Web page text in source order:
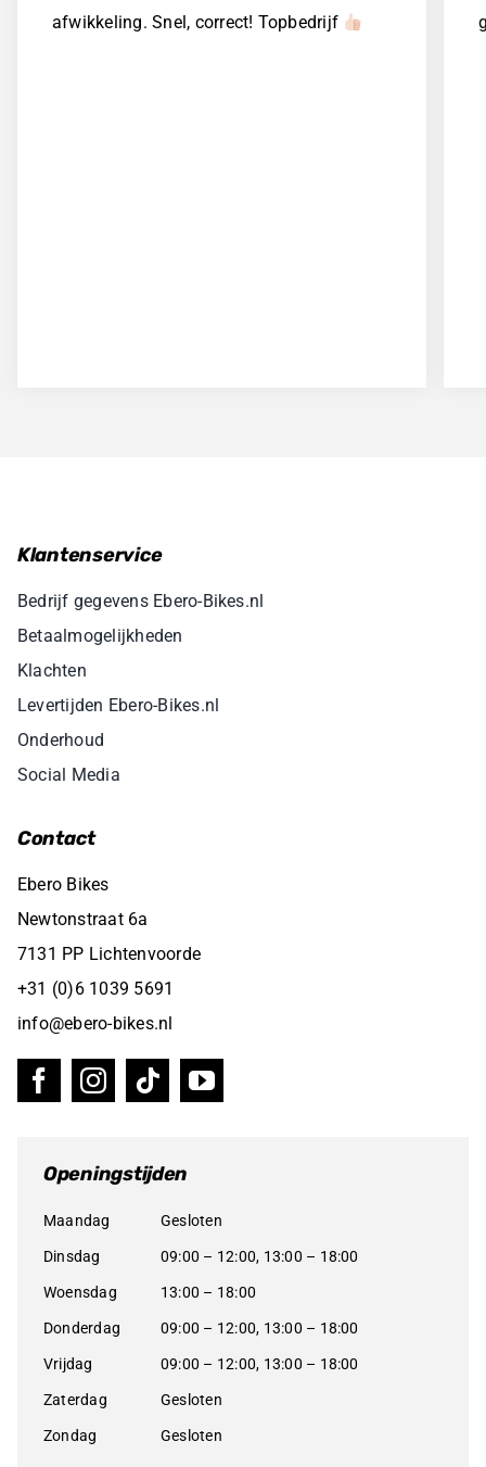
afwikkeling. Snel, correct! Topbedrijf
Klantenservice
Bedrijf gegevens Ebero-Bikes.nl
Betaalmogelijkheden
Klachten
Levertijden Ebero-Bikes.nl
Onderhoud
Social Media
Contact
Ebero Bikes
Newtonstraat 6a
7131 PP Lichtenvoorde
+31 (0)6 1039 5691
info@ebero-bikes.nl
Openingstijden
Maandag Gesloten
Dinsdag 09:00 – 12:00, 13:00 – 18:00
Woensdag 13:00 – 18:00
Donderdag 09:00 – 12:00, 13:00 – 18:00
Vrijdag 09:00 – 12:00, 13:00 – 18:00
Zaterdag Gesloten
Zondag Gesloten